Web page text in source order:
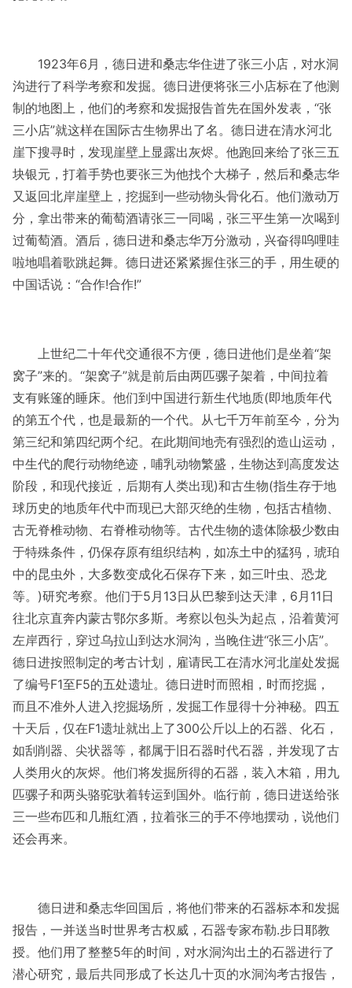
1923年6月，德日进和桑志华住进了张三小店，对水洞
沟进行了科学考察和发掘。德日进便将张三小店标在了他测
制的地图上，他们的考察和发掘报告首先在国外发表，“张
三小店”就这样在国际古生物界出了名。德日进在清水河北
崖下搜寻时，发现崖壁上显露出灰烬。他跑回来给了张三五
块银元，打着手势也要张三为他找个大梯子，然后和桑志华
又返回北岸崖壁上，挖掘到一些动物头骨化石。他们激动万
分，拿出带来的葡萄酒请张三一同喝，张三平生第一次喝到
过葡萄酒。酒后，德日进和桑志华万分激动，兴奋得呜哩哇
啦地唱着歌跳起舞。德日进还紧紧握住张三的手，用生硬的
中国话说：“合作!合作!”
上世纪二十年代交通很不方便，德日进他们是坐着“架
窝子”来的。“架窝子”就是前后由两匹骡子架着，中间拉着
支有账篷的睡床。他们到中国进行新生代地质(即地质年代
的第五个代，也是最新的一个代。从七千万年前至今，分为
第三纪和第四纪两个纪。在此期间地壳有强烈的造山运动，
中生代的爬行动物绝迹，哺乳动物繁盛，生物达到高度发达
阶段，和现代接近，后期有人类出现)和古生物(指生存于地
球历史的地质年代中而现已大部灭绝的生物，包括古植物、
古无脊椎动物、右脊椎动物等。古代生物的遗体除极少数由
于特殊条件，仍保存原有组织结构，如冻土中的猛犸，琥珀
中的昆虫外，大多数变成化石保存下来，如三叶虫、恐龙
等。)研究考察。他们于5月13日从巴黎到达天津，6月11日
往北京直奔内蒙古鄂尔多斯。考察以包头为起点，沿着黄河
左岸西行，穿过乌拉山到达水洞沟，当晚住进“张三小店”。
德日进按照制定的考古计划，雇请民工在清水河北崖处发掘
了编号F1至F5的五处遗址。德日进时而照相，时而挖掘，
而且不准外人进入挖掘场所，发掘工作显得十分神秘。四五
十天后，仅在F1遗址就出上了300公斤以上的石器、化石，
如刮削器、尖状器等，都属于旧石器时代石器，并发现了古
人类用火的灰烬。他们将发掘所得的石器，装入木箱，用九
匹骡子和两头骆驼驮着转运到国外。临行前，德日进送给张
三一些布匹和几瓶红酒，拉着张三的手不停地摆动，说他们
还会再来。
德日进和桑志华回国后，将他们带来的石器标本和发掘
报告，一并送当时世界考古权威，石器专家布勒.步日耶教
授。他们用了整整5年的时间，对水洞沟出土的石器进行了
潜心研究，最后共同形成了长达几十页的水洞沟考古报告，